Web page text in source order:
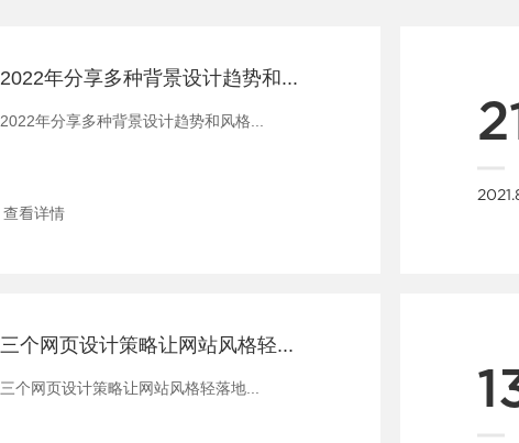
2022年分享多种背景设计趋势和风格...
查看详情
21
三个网页设计策略让网站风格轻落地...